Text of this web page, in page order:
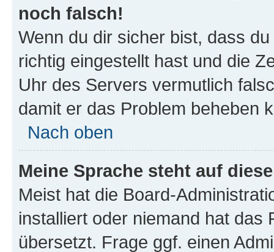
noch falsch!
Wenn du dir sicher bist, dass
richtig eingestellt hast und die
Uhr des Servers vermutlich
damit er das Problem beheben
Nach oben
Meine Sprache steht auf
Meist hat die Board-
installiert oder niemand hat das
übersetzt. Frage ggf. einen